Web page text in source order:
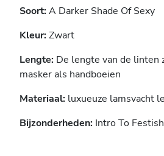
Soort:A Darker Shade Of Sexy
Kleur:Zwart
Lengte: De lengte van de linten
masker als handboeien
Materiaal: luxueuze lamsvacht
Bijzonderheden: Intro To